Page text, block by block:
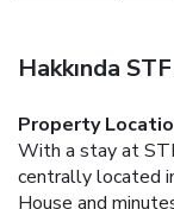
Hakkında
Property
With a stay at
centrally located
House and